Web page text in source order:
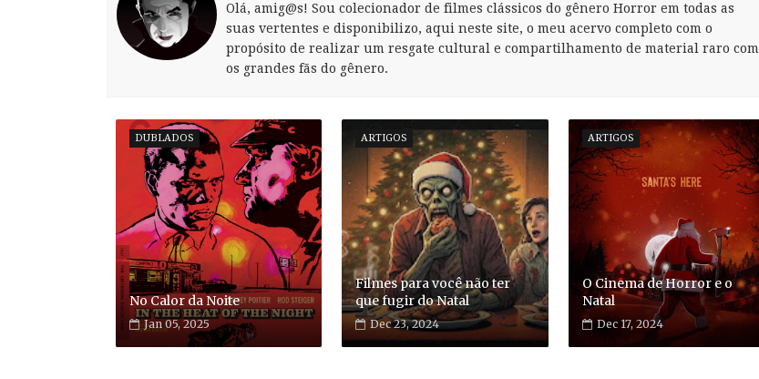
Olá, amig@s! Sou colecionador de filmes clássicos do gênero Horror em todas as
suas vertentes e disponibilizo, aqui neste site, o meu acervo completo com o
propósito de realizar um resgate cultural e compartilhamento de material raro com
os grandes fãs do gênero.
DUBLADOS
No Calor da Noite
Jan 05, 2025
ARTIGOS
Filmes para você não ter
que fugir do Natal
Dec 23, 2024
ARTIGOS
O Cinema de Horror e o
Natal
Dec 17, 2024